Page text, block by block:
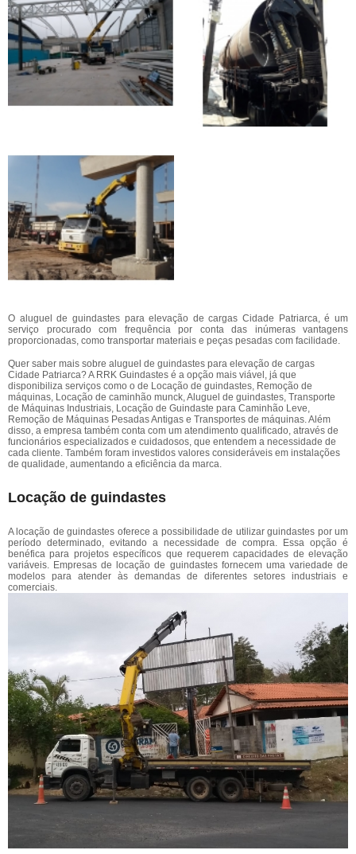
O aluguel de guindastes para elevação de cargas Cidade Patriarca, é um
serviço procurado com frequência por conta das inúmeras vantagens
proporcionadas, como transportar materiais e peças pesadas com facilidade.
Quer saber mais sobre aluguel de guindastes para elevação de cargas
Cidade Patriarca? A RRK Guindastes é a opção mais viável, já que
disponibiliza serviços como o de Locação de guindastes, Remoção de
máquinas, Locação de caminhão munck, Aluguel de guindastes, Transporte
de Máquinas Industriais, Locação de Guindaste para Caminhão Leve,
Remoção de Máquinas Pesadas Antigas e Transportes de máquinas. Além
disso, a empresa também conta com um atendimento qualificado, através de
funcionários especializados e cuidadosos, que entendem a necessidade de
cada cliente. Também foram investidos valores consideráveis em instalações
de qualidade, aumentando a eficiência da marca.
Locação de guindastes
A locação de guindastes oferece a possibilidade de utilizar guindastes por um
período determinado, evitando a necessidade de compra. Essa opção é
benéfica para projetos específicos que requerem capacidades de elevação
variáveis. Empresas de locação de guindastes fornecem uma variedade de
modelos para atender às demandas de diferentes setores industriais e
comerciais.